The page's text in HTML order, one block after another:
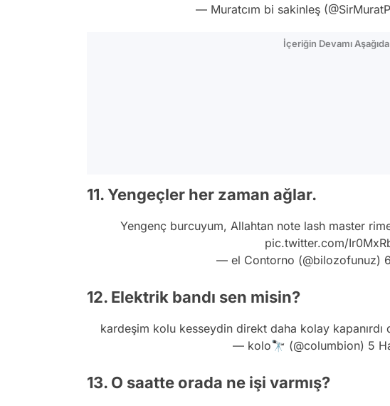
— Muratcım bi sakinleş
İçeriğin Devamı Aşağıda
11. Yengeçler her zaman ağlar.
Yengenç burcuyum, Allahtan note lash master
pic.twitter.com/
— el Contorno (@bilozofunuz)
12. Elektrik bandı sen misin?
kardeşim kolu kesseydin direkt daha kolay kapanırdı
— kolo🔭 (@columbion) 5
13. O saatte orada ne işi varmış?